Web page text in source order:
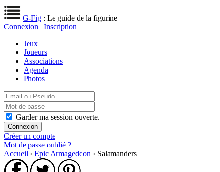
G-Fig : Le guide de la figurine
Connexion | Inscription
Jeux
Joueurs
Associations
Agenda
Photos
Garder ma session ouverte.
Créer un compte
Mot de passe oublié ?
Accueil › Epic Armageddon › Salamanders